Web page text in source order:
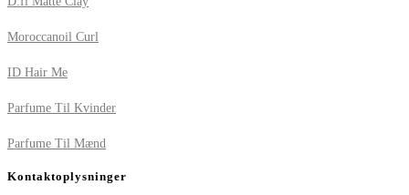
Moroccanoil Curl
ID Hair Me
Parfume Til Kvinder
Parfume Til Mænd
Kontaktoplysninger